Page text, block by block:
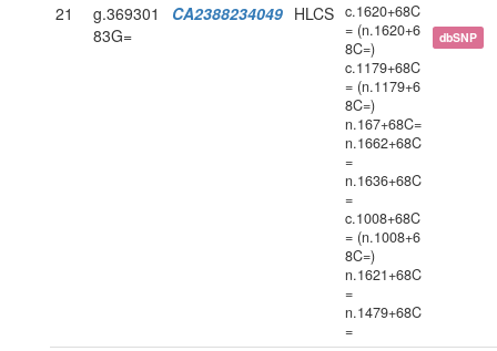
21
g.369301
83G=
CA2388234049 HLCS c.1620+68C
= (n.1620+6
8C=)
c.1179+68C
= (n.1179+6
8C=)
n.167+68C=
n.1662+68C
=
n.1636+68C
=
c.1008+68C
= (n.1008+6
8C=)
n.1621+68C
=
n.1479+68C
=
dbSNP